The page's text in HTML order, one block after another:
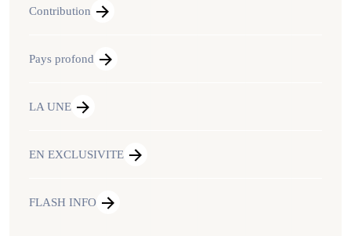
Contribution
Pays profond
LA UNE
EN EXCLUSIVITE
FLASH INFO